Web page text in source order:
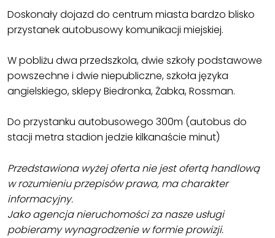
Doskonały dojazd do centrum miasta bardzo blisko
przystanek autobusowy komunikacji miejskiej.
W pobliżu dwa przedszkola, dwie szkoły podstawowe
powszechne i dwie niepubliczne, szkoła języka
angielskiego, sklepy Biedronka, Żabka, Rossman.
Do przystanku autobusowego 300m (autobus do
stacji metra stadion jedzie kilkanaście minut)
Przedstawiona wyżej oferta nie jest ofertą handlową
w rozumieniu przepisów prawa, ma charakter
informacyjny.
Jako agencja nieruchomości za nasze usługi
pobieramy wynagrodzenie w formie prowizji.